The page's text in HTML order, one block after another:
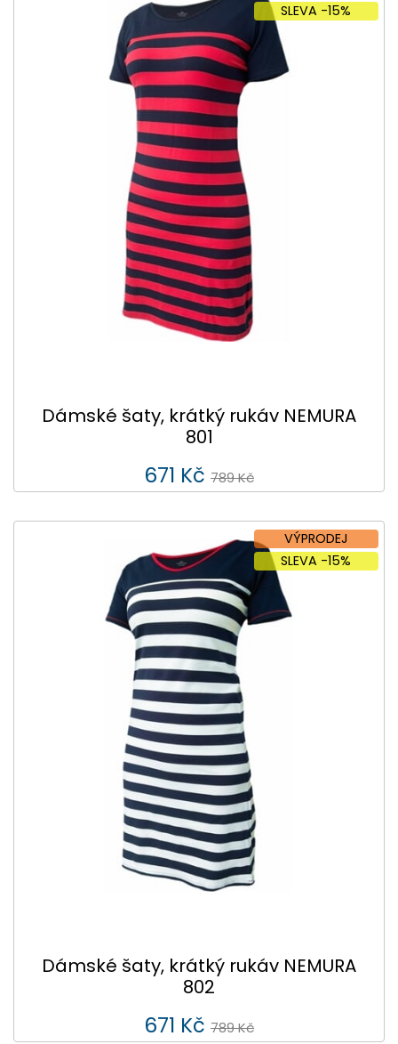
SLEVA -15%
Dámské šaty, krátký rukáv NEMURA
801
671 Kč 789 Kč
VÝPRODEJ
SLEVA -15%
Dámské šaty, krátký rukáv NEMURA
802
671 Kč 789 Kč